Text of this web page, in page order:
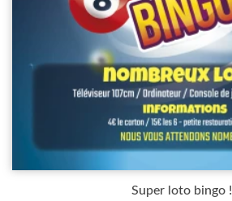
Super loto bingo !